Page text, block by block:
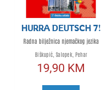
HURRA DEUTSCH 7!
Radna bilježnica njemačkog jezika
Biškupić, Salopek, Pehar
19,90 KM